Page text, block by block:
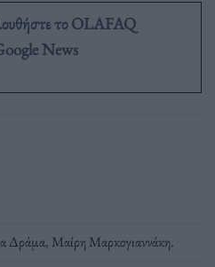
το OLAFAQ
News
Δράμα, Μαίρη Μαρκογιαννάκη.